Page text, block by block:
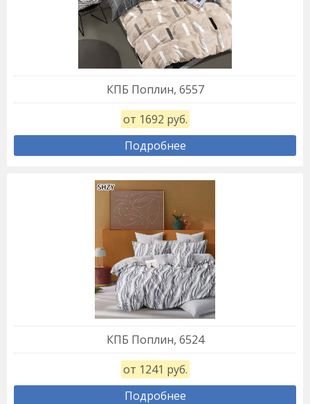
КПБ Поплин, 6557
от 1692 руб.
Подробнее
КПБ Поплин, 6524
от 1241 руб.
Подробнее